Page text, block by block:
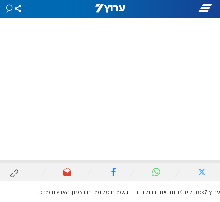
ערוץ 7 מבזקים התחזית: בבוקר ירדו גשמים מקומיים בצפון הארץ ובמרכזה